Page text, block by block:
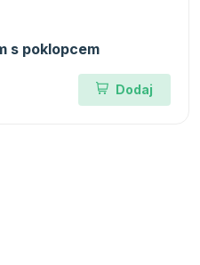
s poklopcem
Dodaj